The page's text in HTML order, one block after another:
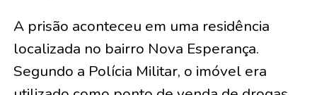
A prisão aconteceu em uma residência
localizada no bairro Nova Esperança.
Segundo a Polícia Militar, o imóvel era